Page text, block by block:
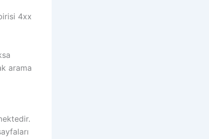
4xx
arama